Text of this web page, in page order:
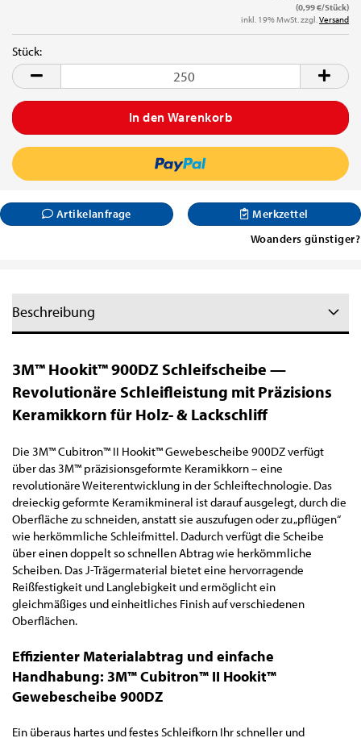
(0,99 €/Stück)
inkl. 19% MwSt. zzgl. Versand
Stück:
Stück
Artikelanfrage
Merkzettel
Woanders günstiger?
Beschreibung
3M™ Hookit™ 900DZ Schleifscheibe —
Revolutionäre Schleifleistung mit Präzisions
Keramikkorn für Holz- & Lackschliff
Die 3M™ Cubitron™ II Hookit™ Gewebescheibe 900DZ verfügt
über das 3M™ präzisionsgeformte Keramikkorn – eine
revolutionäre Weiterentwicklung in der Schleiftechnologie. Das
dreieckig geformte Keramikmineral ist darauf ausgelegt, durch die
Oberfläche zu schneiden, anstatt sie auszufugen oder zu „pflügen“
wie herkömmliche Schleifmittel. Dadurch verfügt die Scheibe
über einen doppelt so schnellen Abtrag wie herkömmliche
Scheiben. Das J-Trägermaterial bietet eine hervorragende
Reißfestigkeit und Langlebigkeit und ermöglicht ein
gleichmäßiges und einheitliches Finish auf verschiedenen
Oberflächen.
Effizienter Materialabtrag und einfache
Handhabung: 3M™ Cubitron™ II Hookit™
Gewebescheibe 900DZ
Ein überaus hartes und festes Schleifkorn Ihr schneller und